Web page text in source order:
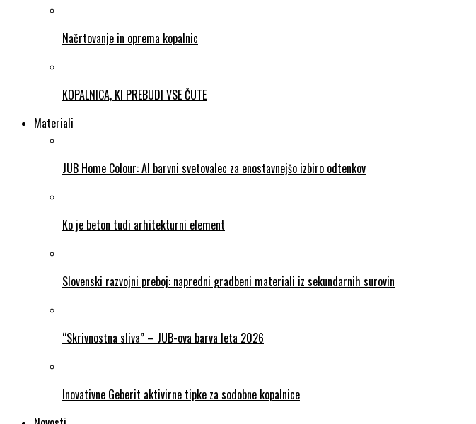
Načrtovanje in oprema kopalnic
KOPALNICA, KI PREBUDI VSE ČUTE
Materiali
JUB Home Colour: AI barvni svetovalec za enostavnejšo izbiro odtenkov
Ko je beton tudi arhitekturni element
Slovenski razvojni preboj: napredni gradbeni materiali iz sekundarnih surovin
“Skrivnostna sliva” – JUB-ova barva leta 2026
Inovativne Geberit aktivirne tipke za sodobne kopalnice